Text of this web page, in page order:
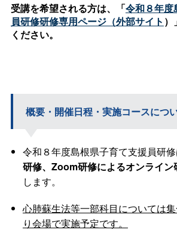
受講を希望される方は、「令和８年度
員研修研修専用ページ（外部サイト ）
ください。
概要・開催日程・実施コースにつ
令和８年度島根県子育て支援員研
研修、Zoom研修によるオンライン
します。
心肺蘇生法等一部科目については
り会場で実施予定です。